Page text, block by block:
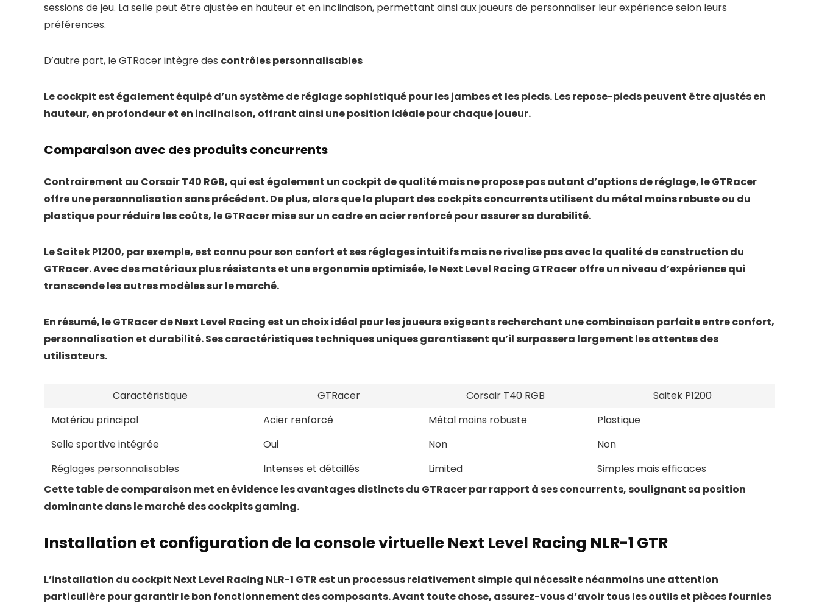
sessions de jeu. La selle peut être ajustée en hauteur et en inclinaison, permettant ainsi aux joueurs de personnaliser leur expérience selon leurs
préférences.
D’autre part, le GTRacer intègre des contrôles personnalisables
Le cockpit est également équipé d’un système de réglage sophistiqué pour les jambes et les pieds. Les repose-pieds peuvent être ajustés en
hauteur, en profondeur et en inclinaison, offrant ainsi une position idéale pour chaque joueur.
Comparaison avec des produits concurrents
Contrairement au Corsair T40 RGB, qui est également un cockpit de qualité mais ne propose pas autant d’options de réglage, le GTRacer
offre une personnalisation sans précédent. De plus, alors que la plupart des cockpits concurrents utilisent du métal moins robuste ou du
plastique pour réduire les coûts, le GTRacer mise sur un cadre en acier renforcé pour assurer sa durabilité.
LeSaitek P1200, par exemple, est connu pour son confort et ses réglages intuitifs mais ne rivalise pas avec la qualité de construction du
GTRacer. Avec des matériaux plus résistants et une ergonomie optimisée, le Next Level Racing GTRacer offre un niveau d’expérience qui
transcende les autres modèles sur le marché.
En résumé, leGTRacerde Next Level Racing est un choix idéal pour les joueurs exigeants recherchant une combinaison parfaite entre confort,
personnalisation et durabilité. Ses caractéristiques techniques uniques garantissent qu’il surpassera largement les attentes des
utilisateurs.
Caractéristique GTRacer Corsair T40 RGB
Saitek P1200
Matériau principal
Acier renforcé Métal moins robuste
Plastique
Selle sportive intégrée
Oui Non
Non
Réglages personnalisables
Intenses et détaillés Limited
Simples mais efficaces
Cette table de comparaison met en évidence les avantages distincts du GTRacer par rapport à ses concurrents, soulignant sa position
dominante dans le marché des cockpits gaming.
Installation et configuration de la console virtuelle Next Level Racing NLR-1 GTR
L’installation du cockpit Next Level Racing NLR-1 GTR est un processus relativement simple qui nécessite néanmoins une attention
particulière pour garantir le bon fonctionnement des composants. Avant toute chose, assurez-vous d’avoir tous les outils et pièces fournies